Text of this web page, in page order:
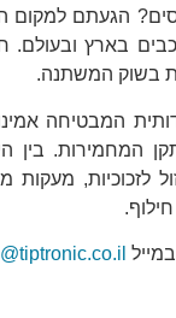
הגעתם למקום
בארץ ובעולם.
בשוק המשתנה.
המבטיחה
המחמירות. בין
לזכוכיות, מעקות